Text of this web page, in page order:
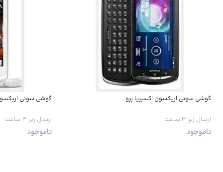
گوشی سونی اریکسون اکسپریا پرو
ارسال زیر ۳ ساعت
ناموجود
گوشی سونی
ارسال زیر ۳ ساعت
ناموجود